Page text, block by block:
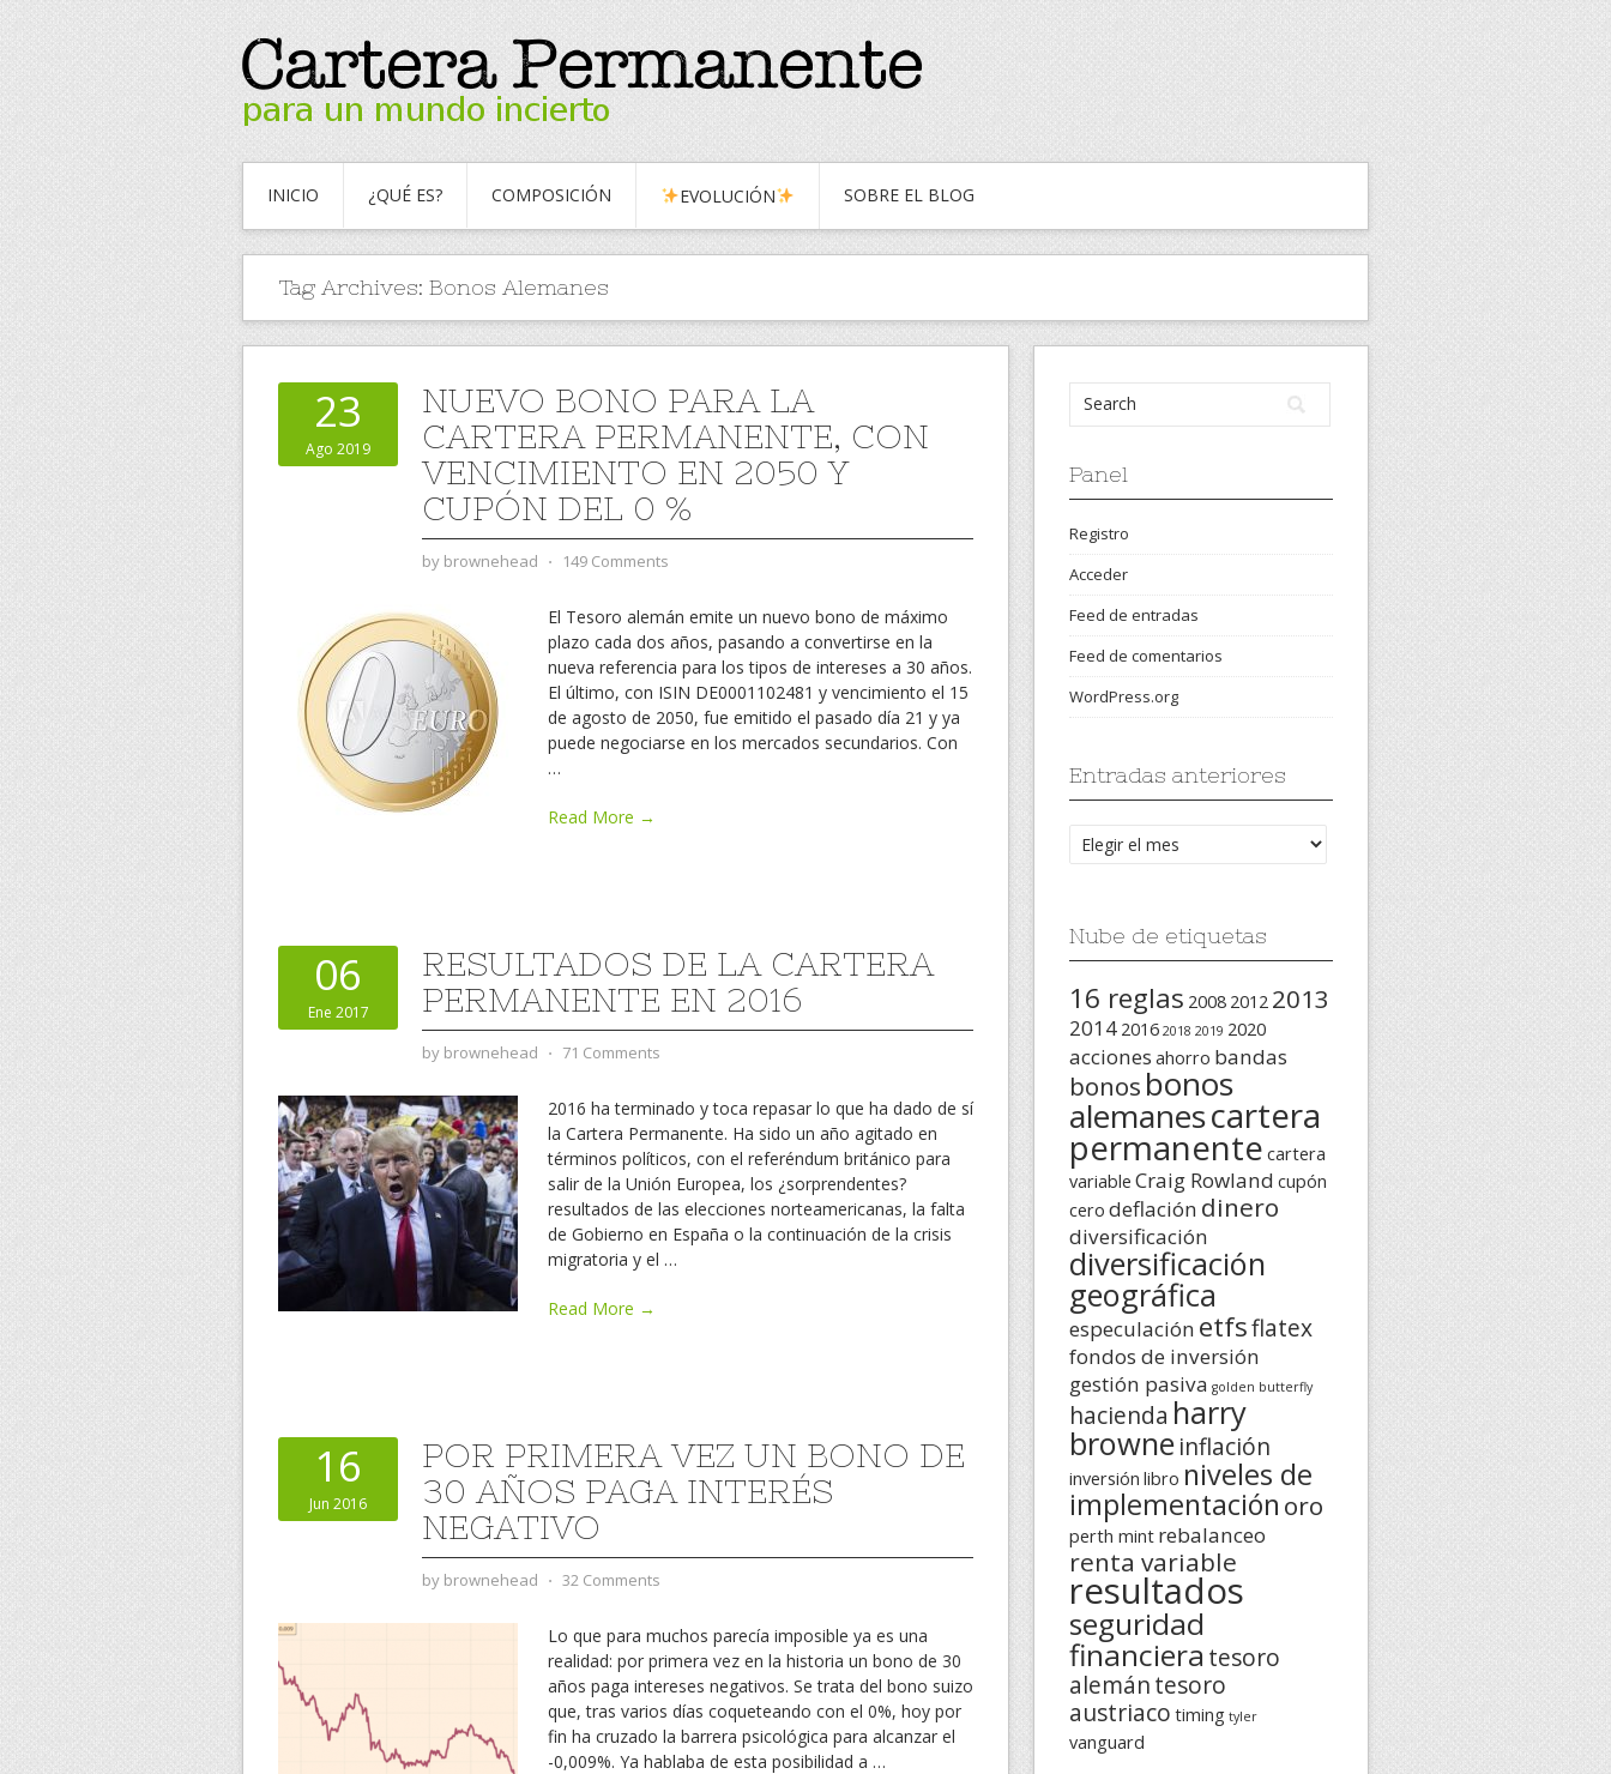
INICIO ¿QUÉ ES? COMPOSICIÓN EVOLUCIÓN SOBRE EL BLOG
Tag Archives: Bonos Alemanes
23
Ago 2019
NUEVO BONO PARA LA
CARTERA PERMANENTE, CON
VENCIMIENTO EN 2050 Y
CUPÓN DEL 0 %
by brownehead ⋅ 149 Comments
El Tesoro alemán emite un nuevo bono de máximo
plazo cada dos años, pasando a convertirse en la
nueva referencia para los tipos de intereses a 30 años.
El último, con ISIN DE0001102481 y vencimiento el 15
de agosto de 2050, fue emitido el pasado día 21 y ya
puede negociarse en los mercados secundarios. Con
…
Read More →
06
Ene 2017
RESULTADOS DE LA CARTERA
PERMANENTE EN 2016
by brownehead ⋅ 71 Comments
2016 ha terminado y toca repasar lo que ha dado de sí
la Cartera Permanente. Ha sido un año agitado en
términos políticos, con el referéndum británico para
salir de la Unión Europea, los ¿sorprendentes?
resultados de las elecciones norteamericanas, la falta
de Gobierno en España o la continuación de la crisis
migratoria y el …
Read More →
16
Jun 2016
POR PRIMERA VEZ UN BONO DE
30 AÑOS PAGA INTERÉS
NEGATIVO
by brownehead ⋅ 32 Comments
Lo que para muchos parecía imposible ya es una
realidad: por primera vez en la historia un bono de 30
años paga intereses negativos. Se trata del bono suizo
que, tras varios días coqueteando con el 0%, hoy por
fin ha cruzado la barrera psicológica para alcanzar el
-0,009%. Ya hablaba de esta posibilidad a …
Panel
Registro
Acceder
Feed de entradas
Feed de comentarios
WordPress.org
Entradas anteriores
Entradas
anteriores
Nube de etiquetas
16 reglas 2008 2012 2013
2014 2016 2018 2019 2020
acciones ahorro bandas
bonos bonos
alemanescartera
permanente cartera
variable Craig Rowland cupón
cero deflación dinero
diversificación
diversificación
geográfica
especulación etfsflatex
fondos de inversión
gestión pasiva golden butterfly
hacienda harry
browneinflación
inversión libro niveles de
implementación oro
perth mint rebalanceo
renta variable
resultados
seguridad
financiera tesoro
alemántesoro
austriaco timing tyler
vanguard